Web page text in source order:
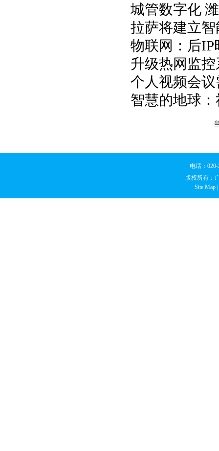
城管数字化
拉萨将建立
物联网：后
升级热网监
个人视频会
智慧的地球
电话：
版权所有：
Site Map